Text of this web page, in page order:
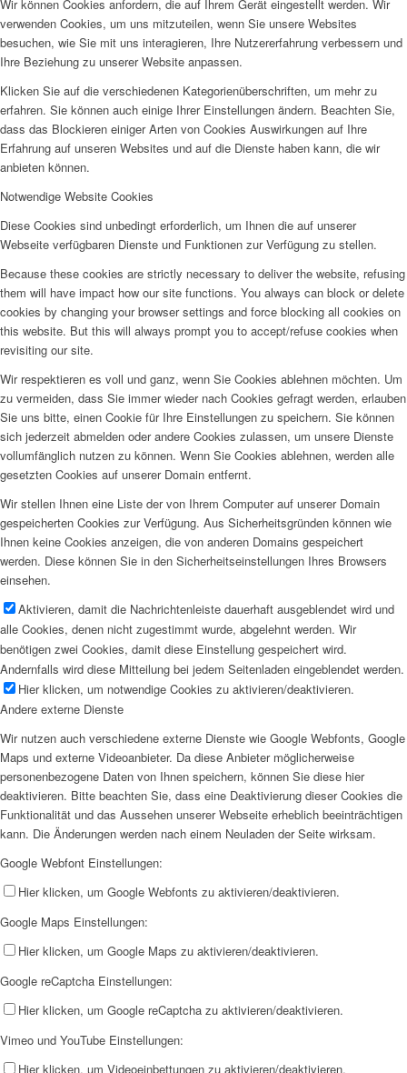
Wir können Cookies anfordern, die auf Ihrem Gerät eingestellt werden. Wir
verwenden Cookies, um uns mitzuteilen, wenn Sie unsere Websites
besuchen, wie Sie mit uns interagieren, Ihre Nutzererfahrung verbessern und
Ihre Beziehung zu unserer Website anpassen.
Klicken Sie auf die verschiedenen Kategorienüberschriften, um mehr zu
erfahren. Sie können auch einige Ihrer Einstellungen ändern. Beachten Sie,
dass das Blockieren einiger Arten von Cookies Auswirkungen auf Ihre
Erfahrung auf unseren Websites und auf die Dienste haben kann, die wir
anbieten können.
Notwendige Website Cookies
Diese Cookies sind unbedingt erforderlich, um Ihnen die auf unserer
Webseite verfügbaren Dienste und Funktionen zur Verfügung zu stellen.
Because these cookies are strictly necessary to deliver the website, refusing
them will have impact how our site functions. You always can block or delete
cookies by changing your browser settings and force blocking all cookies on
this website. But this will always prompt you to accept/refuse cookies when
revisiting our site.
Wir respektieren es voll und ganz, wenn Sie Cookies ablehnen möchten. Um
zu vermeiden, dass Sie immer wieder nach Cookies gefragt werden, erlauben
Sie uns bitte, einen Cookie für Ihre Einstellungen zu speichern. Sie können
sich jederzeit abmelden oder andere Cookies zulassen, um unsere Dienste
vollumfänglich nutzen zu können. Wenn Sie Cookies ablehnen, werden alle
gesetzten Cookies auf unserer Domain entfernt.
Wir stellen Ihnen eine Liste der von Ihrem Computer auf unserer Domain
gespeicherten Cookies zur Verfügung. Aus Sicherheitsgründen können wie
Ihnen keine Cookies anzeigen, die von anderen Domains gespeichert
werden. Diese können Sie in den Sicherheitseinstellungen Ihres Browsers
einsehen.
Aktivieren, damit die Nachrichtenleiste dauerhaft ausgeblendet wird und
alle Cookies, denen nicht zugestimmt wurde, abgelehnt werden. Wir
benötigen zwei Cookies, damit diese Einstellung gespeichert wird.
Andernfalls wird diese Mitteilung bei jedem Seitenladen eingeblendet werden.
Hier klicken, um notwendige Cookies zu aktivieren/deaktivieren.
Andere externe Dienste
Wir nutzen auch verschiedene externe Dienste wie Google Webfonts, Google
Maps und externe Videoanbieter. Da diese Anbieter möglicherweise
personenbezogene Daten von Ihnen speichern, können Sie diese hier
deaktivieren. Bitte beachten Sie, dass eine Deaktivierung dieser Cookies die
Funktionalität und das Aussehen unserer Webseite erheblich beeinträchtigen
kann. Die Änderungen werden nach einem Neuladen der Seite wirksam.
Google Webfont Einstellungen:
Hier klicken, um Google Webfonts zu aktivieren/deaktivieren.
Google Maps Einstellungen:
Hier klicken, um Google Maps zu aktivieren/deaktivieren.
Google reCaptcha Einstellungen:
Hier klicken, um Google reCaptcha zu aktivieren/deaktivieren.
Vimeo und YouTube Einstellungen:
Hier klicken, um Videoeinbettungen zu aktivieren/deaktivieren.